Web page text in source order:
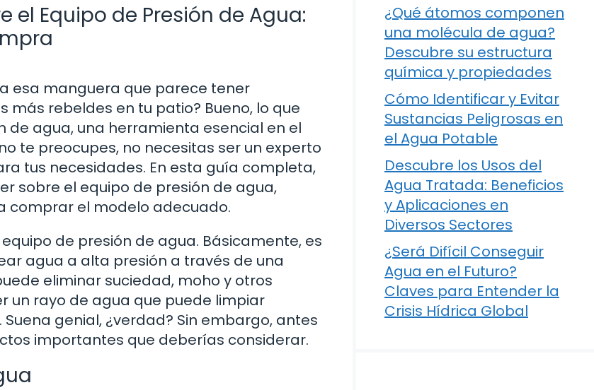
el Equipo de Presión de Agua:
esa manguera que parece tener
rebeldes en tu patio? Bueno, lo que
de agua, una herramienta esencial en el
te preocupes, no necesitas ser un experto
tus necesidades. En esta guía completa,
sobre el equipo de presión de agua,
comprar el modelo adecuado.
de presión de agua. Básicamente, es
agua a alta presión a través de una
eliminar suciedad, moho y otros
un rayo de agua que puede limpiar
genial, ¿verdad? Sin embargo, antes
importantes que deberías considerar.
¿Qué átomos componen
una molécula de agua?
Descubre su estructura
química y propiedades
Cómo Identificar y Evitar
Sustancias Peligrosas en
el Agua Potable
Descubre los Usos del
Agua Tratada: Beneficios
y Aplicaciones en
Diversos Sectores
¿Será Difícil Conseguir
Agua en el Futuro?
Claves para Entender la
Crisis Hídrica Global